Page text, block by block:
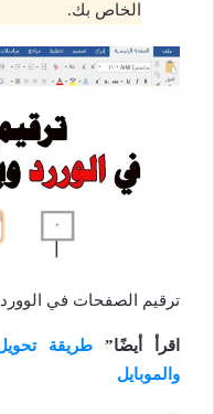
الخاص بك.
ترقيم الصفحات في الوورد
اقرأ أيضًا”
والموبايل